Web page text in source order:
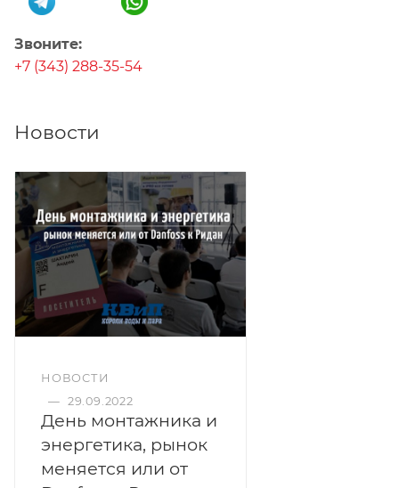
Звоните:
+7 (343) 288-35-54
Новости
НОВОСТИ
— 29.09.2022
День монтажника и
энергетика, рынок
меняется или от